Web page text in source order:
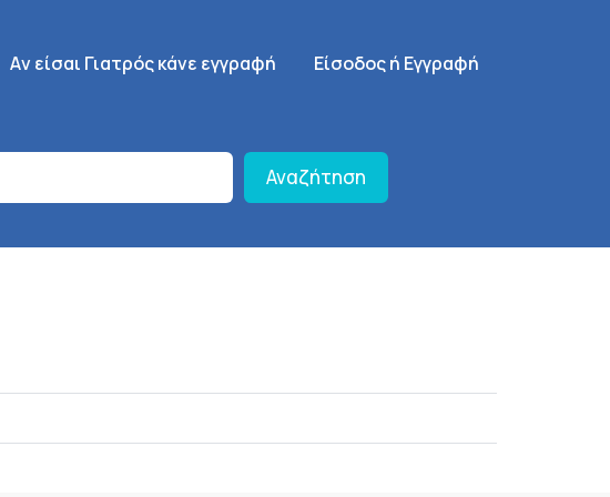
Κεντρική πλοήγηση
Aν είσαι Γιατρός κάνε εγγραφή SignUp Menu
Είσοδος ή Εγγραφή
Αναζήτηση